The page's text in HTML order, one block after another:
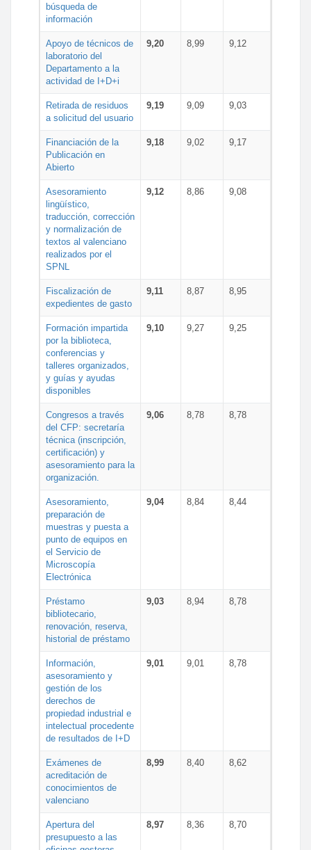
búsqueda de
información
Apoyo de técnicos de
laboratorio del
Departamento a la
actividad de I+D+i
9,20 8,99 9,12
Retirada de residuos
a solicitud del usuario
9,19 9,09 9,03
Financiación de la
Publicación en
Abierto
9,18 9,02 9,17
Asesoramiento
lingüístico,
traducción, corrección
y normalización de
textos al valenciano
realizados por el
SPNL
9,12 8,86 9,08
Fiscalización de
expedientes de gasto
9,11 8,87 8,95
Formación impartida
por la biblioteca,
conferencias y
talleres organizados,
y guías y ayudas
disponibles
9,10 9,27 9,25
Congresos a través
del CFP: secretaría
técnica (inscripción,
certificación) y
asesoramiento para la
organización.
9,06 8,78 8,78
Asesoramiento,
preparación de
muestras y puesta a
punto de equipos en
el Servicio de
Microscopía
Electrónica
9,04 8,84 8,44
Préstamo
bibliotecario,
renovación, reserva,
historial de préstamo
9,03 8,94 8,78
Información,
asesoramiento y
gestión de los
derechos de
propiedad industrial e
intelectual procedente
de resultados de I+D
9,01 9,01 8,78
Exámenes de
acreditación de
conocimientos de
valenciano
8,99 8,40 8,62
Apertura del
presupuesto a las
8,97 8,36 8,70